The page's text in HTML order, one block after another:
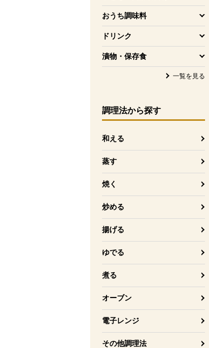
おうち調味料
を開く
ドリンク
を開く
漬物・保存食
を開く
一覧を見る
調理法から探す
和える
蒸す
焼く
炒める
揚げる
ゆでる
煮る
オーブン
電子レンジ
その他調理法